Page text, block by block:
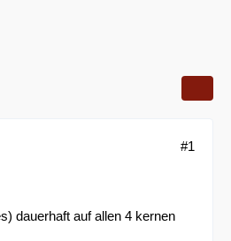
#1
dauerhaft auf allen 4 kernen